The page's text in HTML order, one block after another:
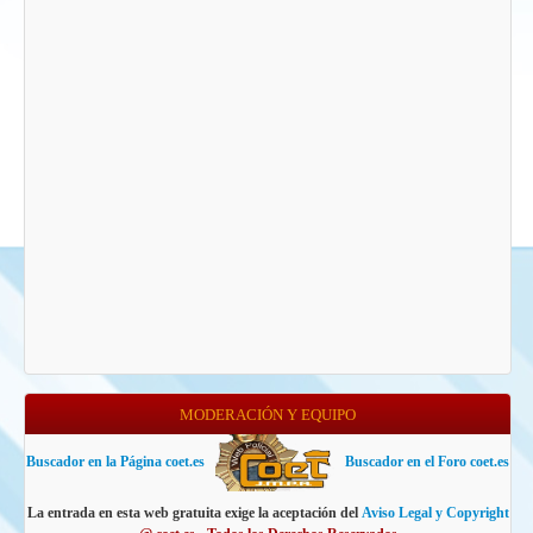
MODERACIÓN Y EQUIPO
Buscador en la Página coet.es Buscador en el Foro coet.es
La entrada en esta web gratuita exige la aceptación del Aviso Legal y Copyright